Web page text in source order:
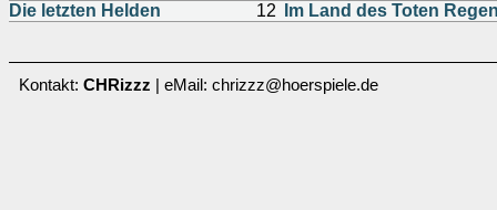
Die letzten Helden
12 Im Land des Toten
Kontakt: CHRizzz | eMail: chrizzz@hoerspiele.de